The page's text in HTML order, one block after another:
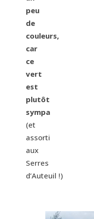
peu
de
couleurs,
car
ce
vert
est
plutôt
sympa
(et
assorti
aux
Serres
d’Auteuil !)